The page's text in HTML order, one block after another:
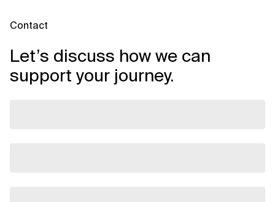
Contact
Let’s discuss how we can
support your journey.